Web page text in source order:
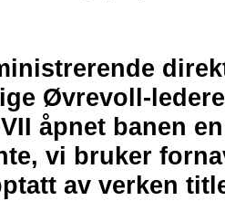
Øvrevoll-
åpnet banen
vi bruker
av verken